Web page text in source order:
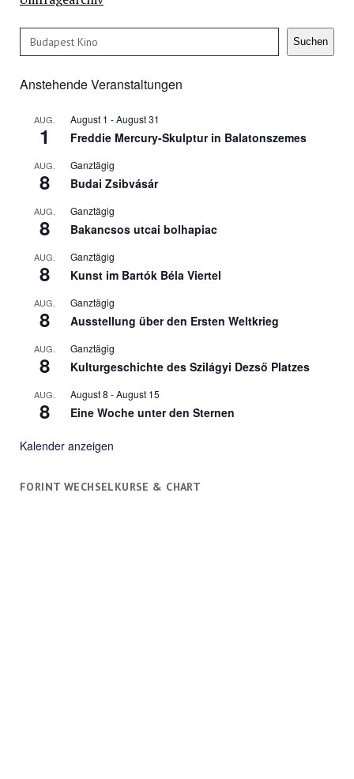
Suchen Suchen
Anstehende Veranstaltungen
AUG.
1
August 1 -August 31
Freddie Mercury-Skulptur in Balatonszemes
AUG.
8
Ganztägig
Budai Zsibvásár
AUG.
8
Ganztägig
Bakancsos utcai bolhapiac
AUG.
8
Ganztägig
Kunst im Bartók Béla Viertel
AUG.
8
Ganztägig
Ausstellung über den Ersten Weltkrieg
AUG.
8
Ganztägig
Kulturgeschichte des Szilágyi Dezső Platzes
AUG.
8
August 8 -August 15
Eine Woche unter den Sternen
Kalender anzeigen
FORINT WECHSELKURSE & CHART